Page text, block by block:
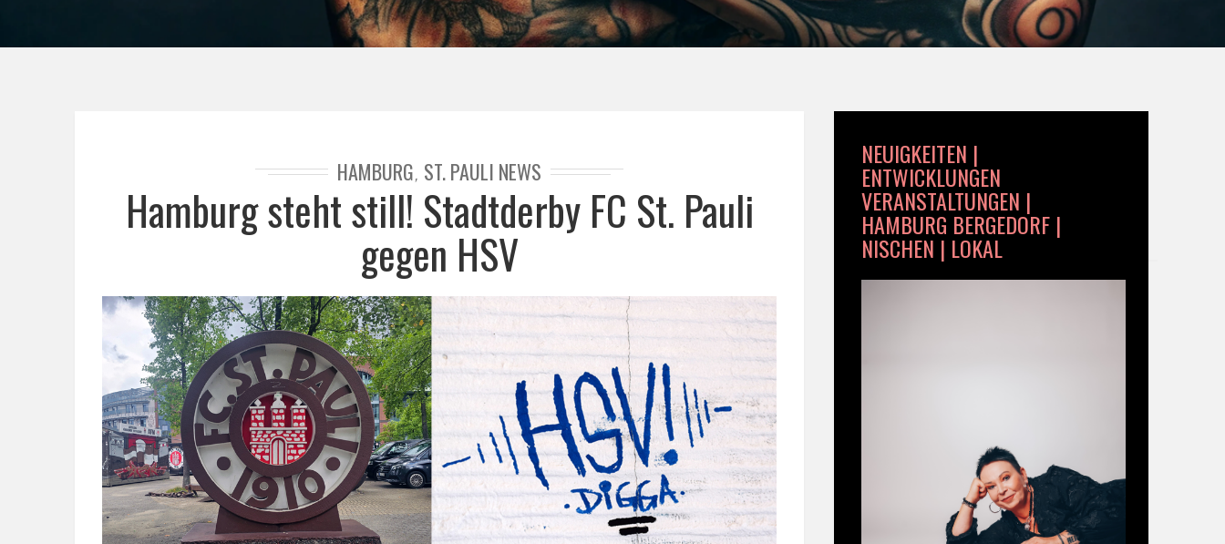
HAMBURG, ST. PAULI NEWS
Hamburg steht still! Stadtderby FC St. Pauli
gegen HSV
NEUIGKEITEN |
ENTWICKLUNGEN
VERANSTALTUNGEN |
HAMBURG BERGEDORF |
NISCHEN | LOKAL